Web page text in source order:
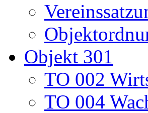
Objekt 301
TO 002
TO 004